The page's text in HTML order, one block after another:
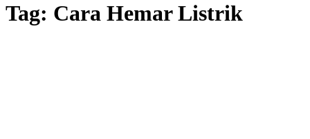
Tag: Cara Hemar Listrik